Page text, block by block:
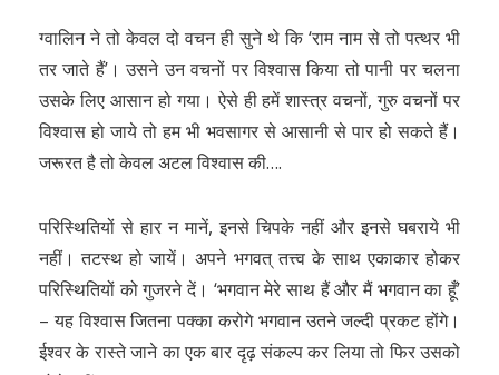
ग्वालिन ने तो केवल दो वचन ही सुने थे कि ‘राम नाम से तो पत्थर भी
तर जाते हैं’। उसने उन वचनों पर विश्वास किया तो पानी पर चलना
उसके लिए आसान हो गया। ऐसे ही हमें शास्त्र वचनों, गुरु वचनों पर
विश्वास हो जाये तो हम भी भवसागर से आसानी से पार हो सकते हैं।
जरूरत है तो केवल अटल विश्वास की….
परिस्थितियों से हार न मानें, इनसे चिपके नहीं और इनसे घबराये भी
नहीं। तटस्थ हो जायें। अपने भगवत् तत्त्व के साथ एकाकार होकर
परिस्थितियों को गुजरने दें। ‘भगवान मेरे साथ हैं और मैं भगवान का हूँ’
– यह विश्वास जितना पक्का करोगे भगवान उतने जल्दी प्रकट होंगे।
ईश्वर के रास्ते जाने का एक बार दृढ़ संकल्प कर लिया तो फिर उसको